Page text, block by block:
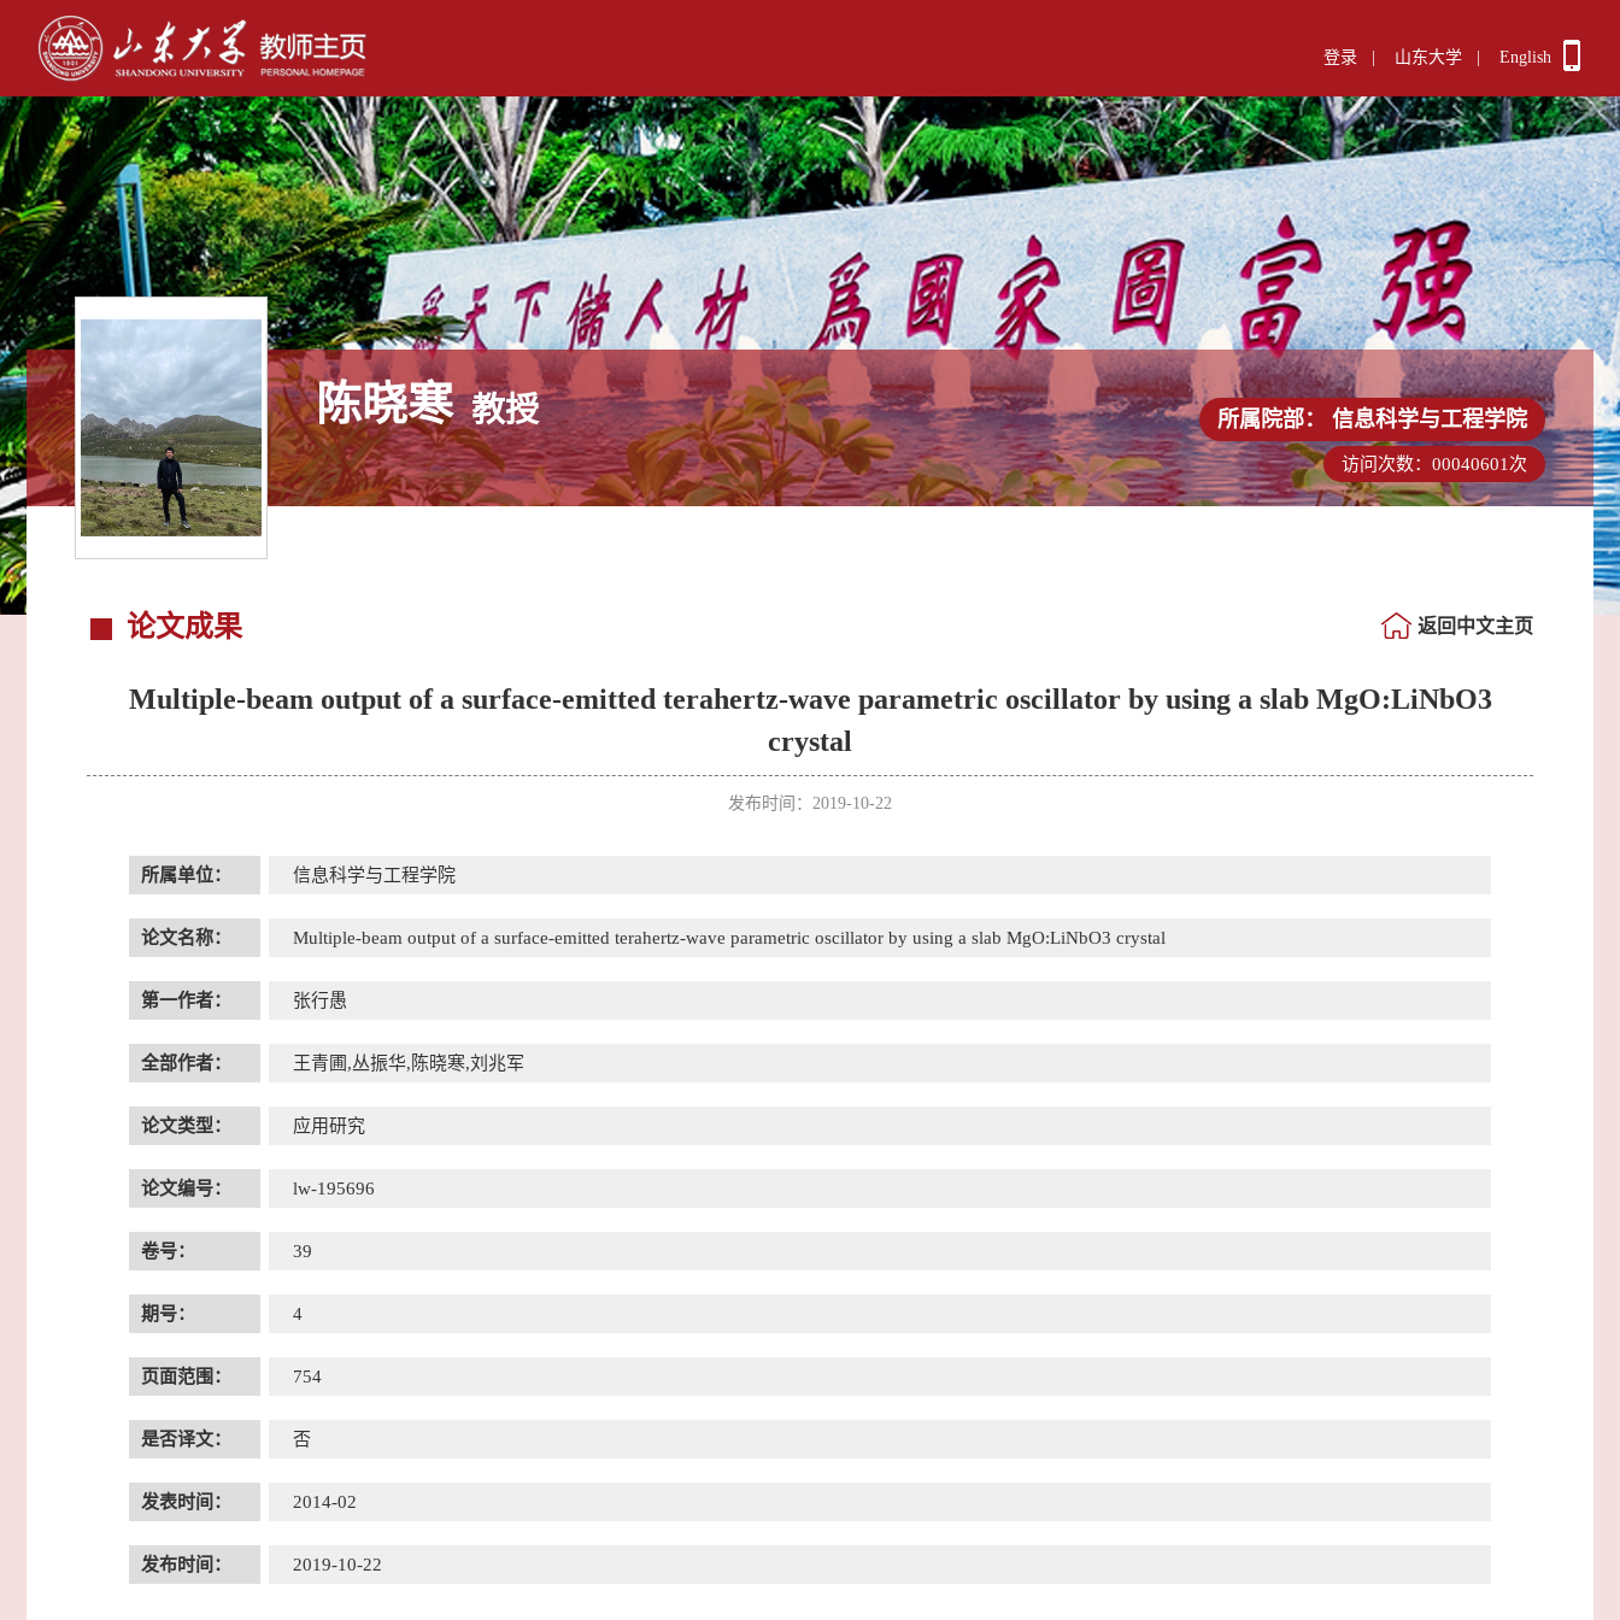
登录 山东大学 English
陈晓寒 教授 所属院部： 信息科学与工程学院
访问次数： 00040601 次
论文成果 返回中文主页
Multiple-beam output of a surface-emitted terahertz-wave parametric oscillator by using a slab MgO:LiNbO3
crystal
发布时间：2019-10-22
所属单位： 信息科学与工程学院
论文名称： Multiple-beam output of a surface-emitted terahertz-wave parametric oscillator by using a slab MgO:LiNbO3 crystal
第一作者： 张行愚
全部作者： 王青圃,丛振华,陈晓寒,刘兆军
论文类型： 应用研究
论文编号： lw-195696
卷号： 39
期号： 4
页面范围： 754
是否译文： 否
发表时间： 2014-02
发布时间： 2019-10-22